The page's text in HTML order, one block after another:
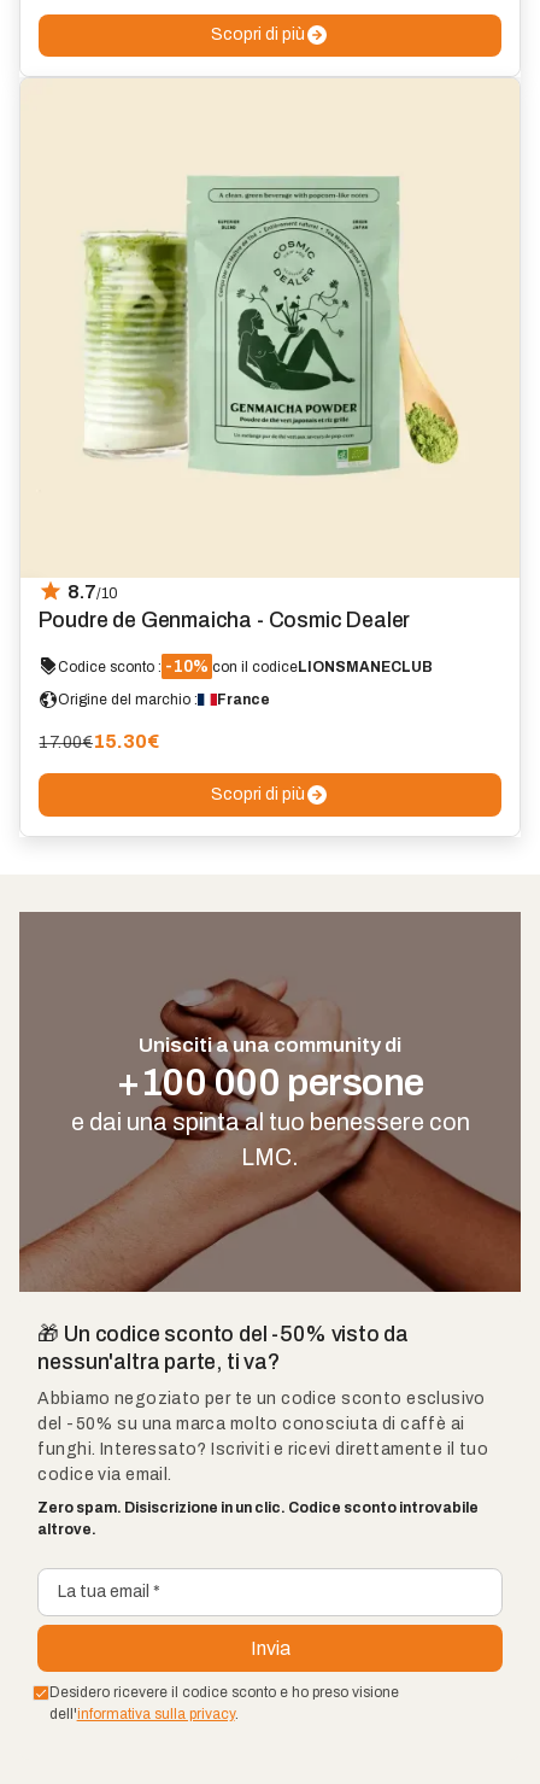
Scopri di più
8.7/10
Poudre de Genmaicha - Cosmic Dealer
Codice sconto : -10% con il codiceLIONSMANECLUB
Origine del marchio :
France
17.00€15.30€
Scopri di più
Unisciti a una community di
+100 000 persone
e dai una spinta al tuo benessere con
LMC.
🎁 Un codice sconto del -50% visto da
nessun'altra parte, ti va?
Abbiamo negoziato per te un codice sconto esclusivo
del -50% su una marca molto conosciuta di caffè ai
funghi. Interessato? Iscriviti e ricevi direttamente il tuo
codice via email.
Zero spam. Disiscrizione in un clic. Codice sconto introvabile
altrove.
Desidero ricevere il codice sconto e ho preso visione
dell'informativa sulla privacy.